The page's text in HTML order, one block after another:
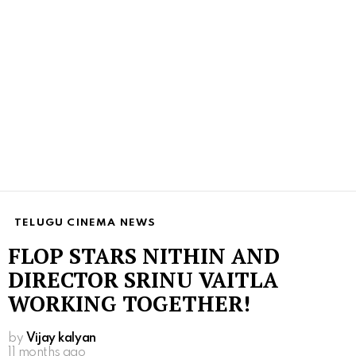
TELUGU CINEMA NEWS
FLOP STARS NITHIN AND
DIRECTOR SRINU VAITLA
WORKING TOGETHER!
by Vijay kalyan
11 months ago